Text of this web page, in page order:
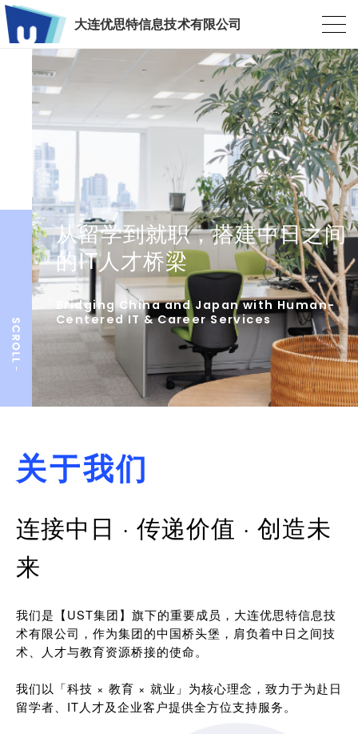
大连优思特信息技术有限公司
从留学到就职，搭建中日之间
的IT人才桥梁
Bridging China and Japan with Human-
Centered IT & Career Services
关于我们
连接中日 · 传递价值 · 创造未
来
我们是【UST集团】旗下的重要成员，大连优思特信息技
术有限公司，作为集团的中国桥头堡，肩负着中日之间技
术、人才与教育资源桥接的使命。
我们以「科技 × 教育 × 就业」为核心理念，致力于为赴日
留学者、IT人才及企业客户提供全方位支持服务。